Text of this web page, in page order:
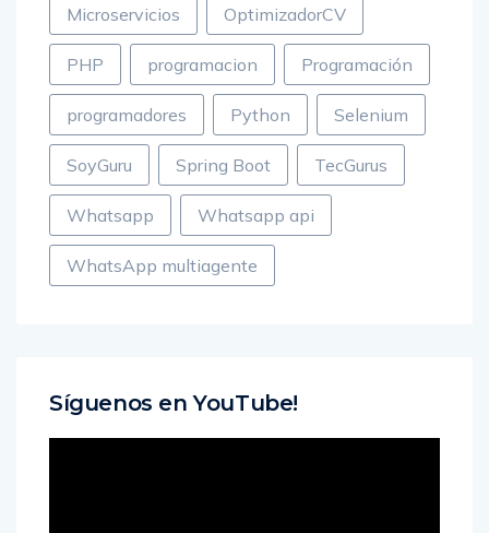
Microservicios OptimizadorCV
PHP programacion Programación
programadores Python Selenium
SoyGuru Spring Boot TecGurus
Whatsapp Whatsapp api
WhatsApp multiagente